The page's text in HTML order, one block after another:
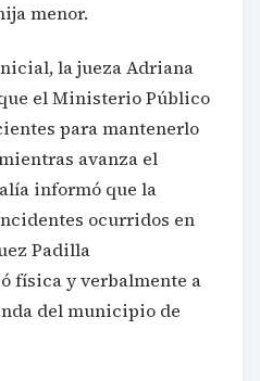
menor.
la jueza Adriana
el Ministerio Público
para mantenerlo
avanza el
informó que la
ocurridos en
Padilla
física y verbalmente a
del municipio de